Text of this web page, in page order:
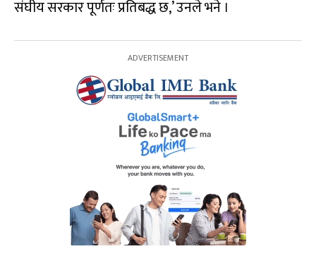
संघीय सरकार पूर्णतः प्रतिबद्ध छ,’ उनले भने ।